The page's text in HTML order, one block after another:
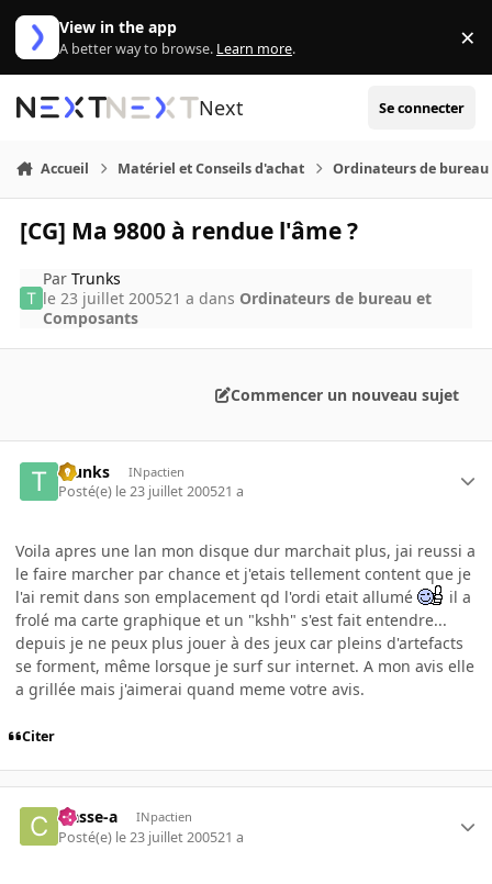
Aller au contenu
View in the app
A better way to browse. Learn more. ×
Next Se connecter
Accueil Matériel et Conseils d'achat Ordinateurs de bureau
[CG] Ma 9800 à rendue l'âme ?
ParTrunks
le 23 juillet 200521 a dans Ordinateurs de bureau et
Composants
Commencer un nouveau sujet
Trunks INpactien
Posté(e) le 23 juillet 200521 a
Voila apres une lan mon disque dur marchait plus, jai reussi a
le faire marcher par chance et j'etais tellement content que je
l'ai remit dans son emplacement qd l'ordi etait allumé
il a
frolé ma carte graphique et un "kshh" s'est fait entendre...
depuis je ne peux plus jouer à des jeux car pleins d'artefacts
se forment, même lorsque je surf sur internet. A mon avis elle
a grillée mais j'aimerai quand meme votre avis.
Citer
classe-a INpactien
Posté(e) le 23 juillet 200521 a